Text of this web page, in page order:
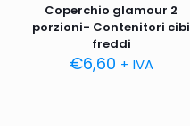
Coperchio glamour 2
porzioni- Contenitori cibi
freddi
€6,60 + IVA